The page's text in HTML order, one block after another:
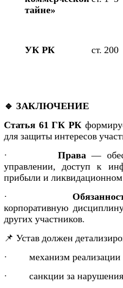
тайне»
УК РК ст. 200
🔹 ЗАКЛЮЧЕНИЕ
Статья 61 ГК РК
для защиты интересов
· Права —
управлении, доступ к
прибыли и
·
корпоративную
других участников.
📌 Устав должен
· механизм реализации
· санкции за